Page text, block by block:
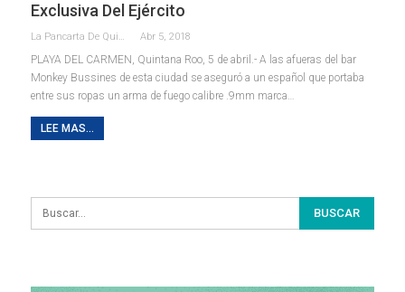
Exclusiva Del Ejército
La Pancarta De Quintana Roo Abr 5, 2018
PLAYA DEL CARMEN, Quintana Roo, 5 de abril.- A las afueras del bar
Monkey Bussines de esta ciudad se aseguró a un español que portaba
entre sus ropas un arma de fuego calibre .9mm marca…
LEE MAS...